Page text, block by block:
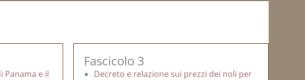
Panama e il
Fascicolo 3
Decreto e relazione sui prezzi dei noli per